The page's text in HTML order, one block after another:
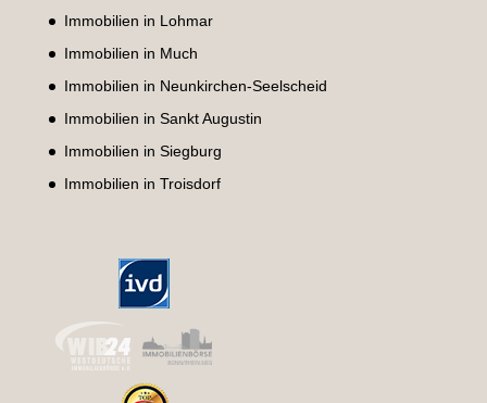
Immobilien in Lohmar
Immobilien in Much
Immobilien in Neunkirchen-Seelscheid
Immobilien in Sankt Augustin
Immobilien in Siegburg
Immobilien in Troisdorf